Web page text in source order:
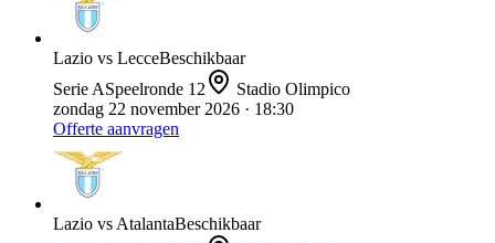
Lazio vs LecceBeschikbaar
Serie ASpeelronde 12
Stadio Olimpico
zondag 22 november 2026 · 18:30
Offerte aanvragen
Lazio vs AtalantaBeschikbaar